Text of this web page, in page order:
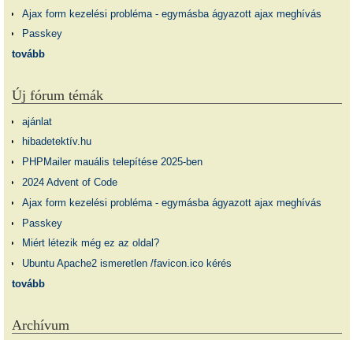
Ajax form kezelési probléma - egymásba ágyazott ajax meghívás
Passkey
tovább
Új fórum témák
ajánlat
hibadetektív.hu
PHPMailer mauális telepítése 2025-ben
2024 Advent of Code
Ajax form kezelési probléma - egymásba ágyazott ajax meghívás
Passkey
Miért létezik még ez az oldal?
Ubuntu Apache2 ismeretlen /favicon.ico kérés
tovább
Archívum